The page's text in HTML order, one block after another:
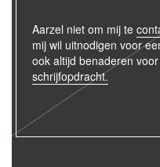
Aarzel niet om mij te
mij wil uitnodigen voor
ook altijd benaderen voor
schrijfopdracht.